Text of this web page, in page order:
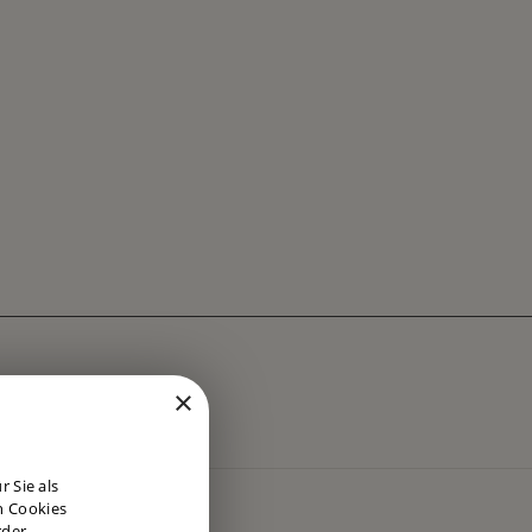
×
Sie als
Cookies